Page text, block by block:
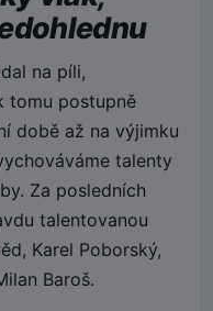
na píli,
tomu postupně
době až na výjimku
talenty
Za posledních
talentovanou
Karel Poborský,
Baroš.